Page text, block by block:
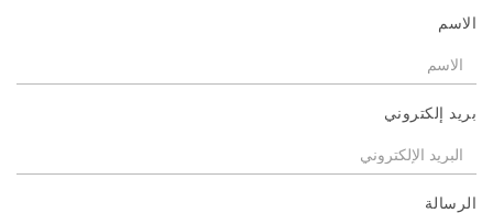
الاسم
بريد إلكتروني
الرسالة